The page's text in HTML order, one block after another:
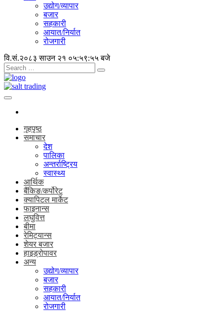
उद्योग/व्यापार
बजार
सहकारी
आयात/निर्यात
रोजगारी
वि.सं.२०८३ साउन २१ ०५:५९:५६ बजे
गृहपृष्ठ
समाचार
देश
पालिका
अन्तर्राष्ट्रिय
स्वास्थ्य
आर्थिक
बैंकिङ/कर्पोरेट
क्यापिटल मार्केट
फाइनान्स
लघुवित्त
बीमा
रेमिट्यान्स
शेयर बजार
हाइड्रोपावर
अन्य
उद्योग/व्यापार
बजार
सहकारी
आयात/निर्यात
रोजगारी